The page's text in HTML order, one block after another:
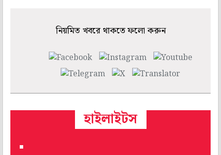
নিয়মিত খবরে থাকতে ফলো করুন
হাইলাইটস